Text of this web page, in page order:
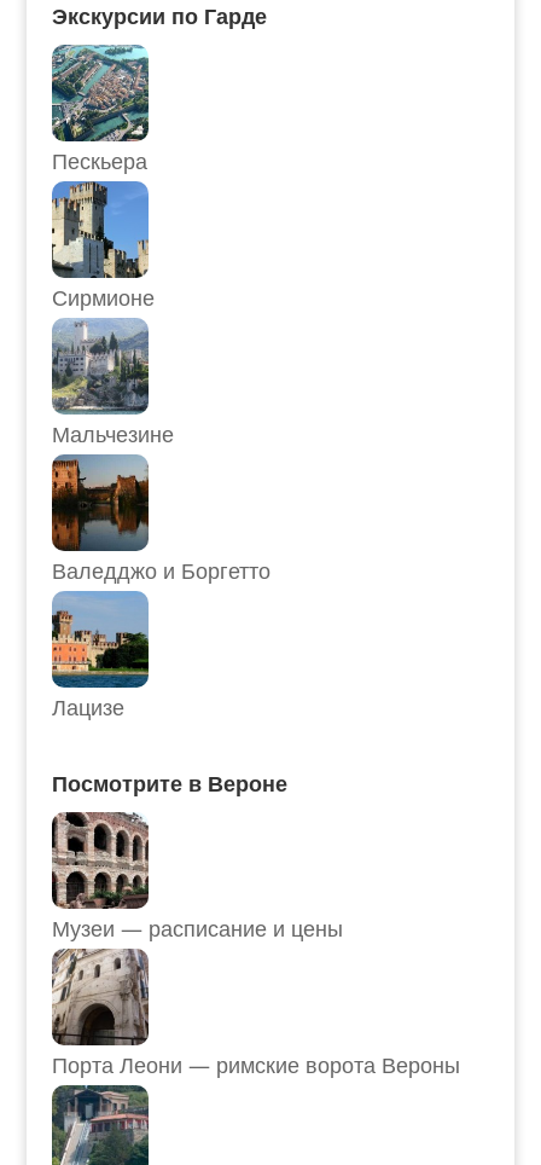
Экскурсии по Гарде
Пескьера
Сирмионе
Мальчезине
Валедджо и Боргетто
Лацизе
Посмотрите в Вероне
Музеи — расписание и цены
Порта Леони — римские ворота Вероны